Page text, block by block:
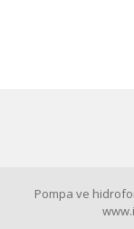
Pompa ve